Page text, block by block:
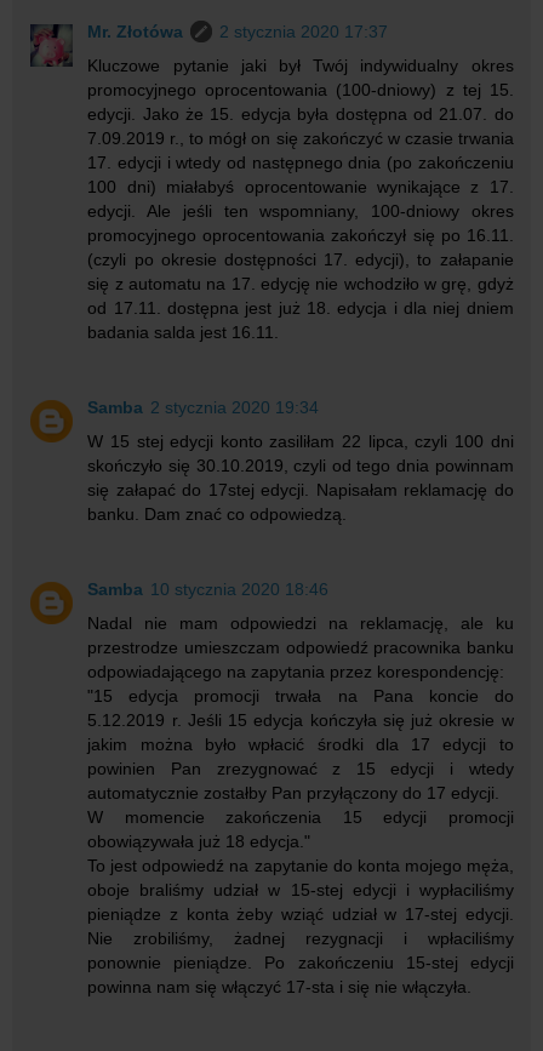
Mr. Złotówa
2 stycznia 2020 17:37
Kluczowe pytanie jaki był Twój indywidualny okres
promocyjnego oprocentowania (100-dniowy) z tej 15.
edycji. Jako że 15. edycja była dostępna od 21.07. do
7.09.2019 r., to mógł on się zakończyć w czasie trwania
17. edycji i wtedy od następnego dnia (po zakończeniu
100 dni) miałabyś oprocentowanie wynikające z 17.
edycji. Ale jeśli ten wspomniany, 100-dniowy okres
promocyjnego oprocentowania zakończył się po 16.11.
(czyli po okresie dostępności 17. edycji), to załapanie
się z automatu na 17. edycję nie wchodziło w grę, gdyż
od 17.11. dostępna jest już 18. edycja i dla niej dniem
badania salda jest 16.11.
Samba 2 stycznia 2020 19:34
W 15 stej edycji konto zasiliłam 22 lipca, czyli 100 dni
skończyło się 30.10.2019, czyli od tego dnia powinnam
się załapać do 17stej edycji. Napisałam reklamację do
banku. Dam znać co odpowiedzą.
Samba 10 stycznia 2020 18:46
Nadal nie mam odpowiedzi na reklamację, ale ku
przestrodze umieszczam odpowiedź pracownika banku
odpowiadającego na zapytania przez korespondencję:
"15 edycja promocji trwała na Pana koncie do
5.12.2019 r. Jeśli 15 edycja kończyła się już okresie w
jakim można było wpłacić środki dla 17 edycji to
powinien Pan zrezygnować z 15 edycji i wtedy
automatycznie zostałby Pan przyłączony do 17 edycji.
W momencie zakończenia 15 edycji promocji
obowiązywała już 18 edycja."
To jest odpowiedź na zapytanie do konta mojego męża,
oboje braliśmy udział w 15-stej edycji i wypłaciliśmy
pieniądze z konta żeby wziąć udział w 17-stej edycji.
Nie zrobiliśmy, żadnej rezygnacji i wpłaciliśmy
ponownie pieniądze. Po zakończeniu 15-stej edycji
powinna nam się włączyć 17-sta i się nie włączyła.